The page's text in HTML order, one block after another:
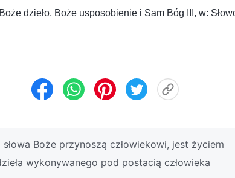
dzieło, Boże usposobienie i Sam Bóg III, w:
Boże przynoszą człowiekowi, jest życiem
wykonywanego pod postacią człowieka